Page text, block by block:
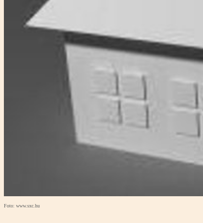
Foto: www.sxc.hu